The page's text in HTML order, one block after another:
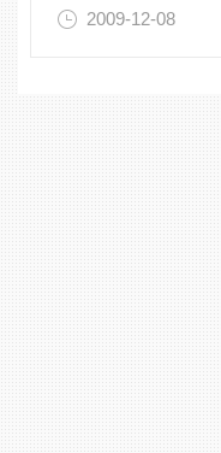
2009-12-08